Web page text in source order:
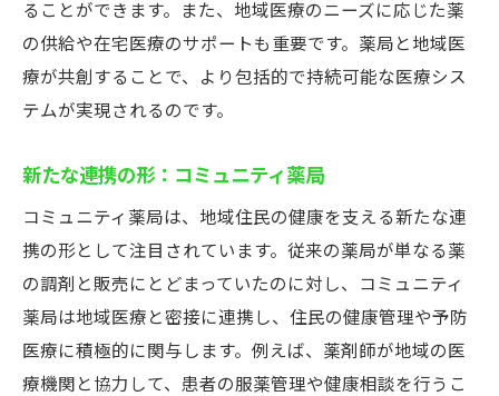
ることができます。また、地域医療のニーズに応じた薬
の供給や在宅医療のサポートも重要です。薬局と地域医
療が共創することで、より包括的で持続可能な医療シス
テムが実現されるのです。
新たな連携の形：コミュニティ薬局
コミュニティ薬局は、地域住民の健康を支える新たな連
携の形として注目されています。従来の薬局が単なる薬
の調剤と販売にとどまっていたのに対し、コミュニティ
薬局は地域医療と密接に連携し、住民の健康管理や予防
医療に積極的に関与します。例えば、薬剤師が地域の医
療機関と協力して、患者の服薬管理や健康相談を行うこ